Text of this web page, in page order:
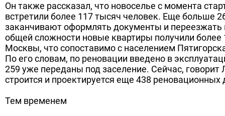
Он также рассказал, что новоселье с момента
встретили более 117 тысяч человек. Еще больше
заканчивают оформлять документы и переезжать
общей сложности новые квартиры получили более
Москвы, что сопоставимо с населением
По его словам, по реновации введено в
259 уже переданы под заселение. Сейчас, говорит
строится и проектируется еще 438 реновационных
Тем временем